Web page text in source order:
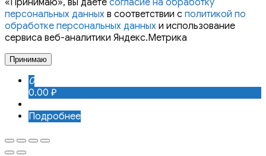
персональных данных в соответствии с политикой по
обработке персональных данных и использование
сервиса веб-аналитики Яндекс.Метрика
Принимаю
0
0.00 ₽
Подробнее